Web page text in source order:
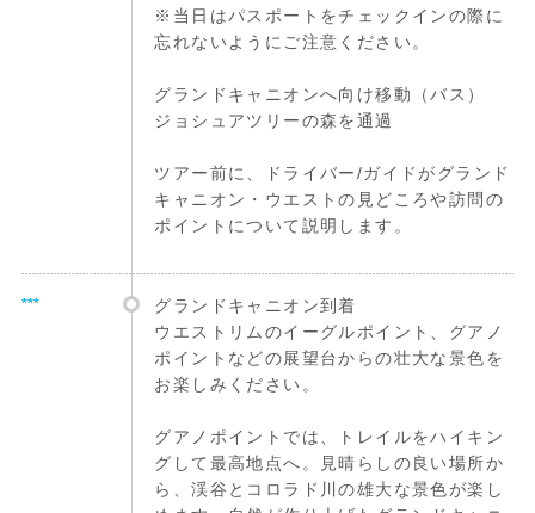
※当日はパスポートをチェックインの際に
忘れないようにご注意ください。
グランドキャニオンへ向け移動（バス）
ジョシュアツリーの森を通過
ツアー前に、ドライバー/ガイドがグランド
キャニオン・ウエストの見どころや訪問の
ポイントについて説明します。
***
グランドキャニオン到着
ウエストリムのイーグルポイント、グアノ
ポイントなどの展望台からの壮大な景色を
お楽しみください。
グアノポイントでは、トレイルをハイキン
グして最高地点へ。見晴らしの良い場所か
ら、渓谷とコロラド川の雄大な景色が楽し